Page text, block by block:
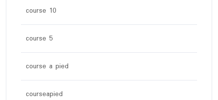
course 10
course 5
course a pied
courseapied